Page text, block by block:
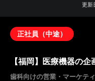
更新
正社員（中途）
【福岡】医療機器の企
歯科向けの営業・マーケテ